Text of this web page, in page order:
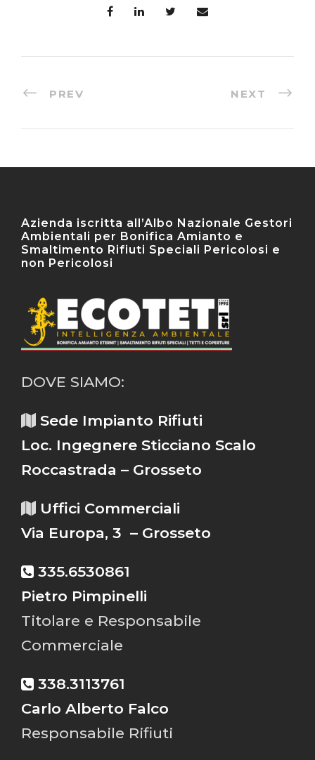
PREV NEXT
Azienda iscritta all’Albo Nazionale Gestori
Ambientali per Bonifica Amianto e
Smaltimento Rifiuti Speciali Pericolosi e
non Pericolosi
DOVE SIAMO:
Sede Impianto Rifiuti
Loc. Ingegnere Sticciano Scalo
Roccastrada – Grosseto
Uffici Commerciali
Via Europa, 3 – Grosseto
335.6530861
Pietro Pimpinelli
Titolare e Responsabile
Commerciale
338.3113761
Carlo Alberto Falco
Responsabile Rifiuti